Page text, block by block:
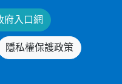
府入口網
隱私權保護政策